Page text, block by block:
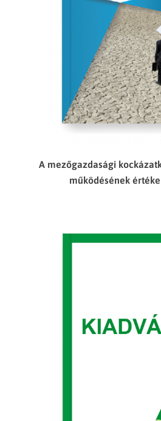
A mezőgazdasági
működésének